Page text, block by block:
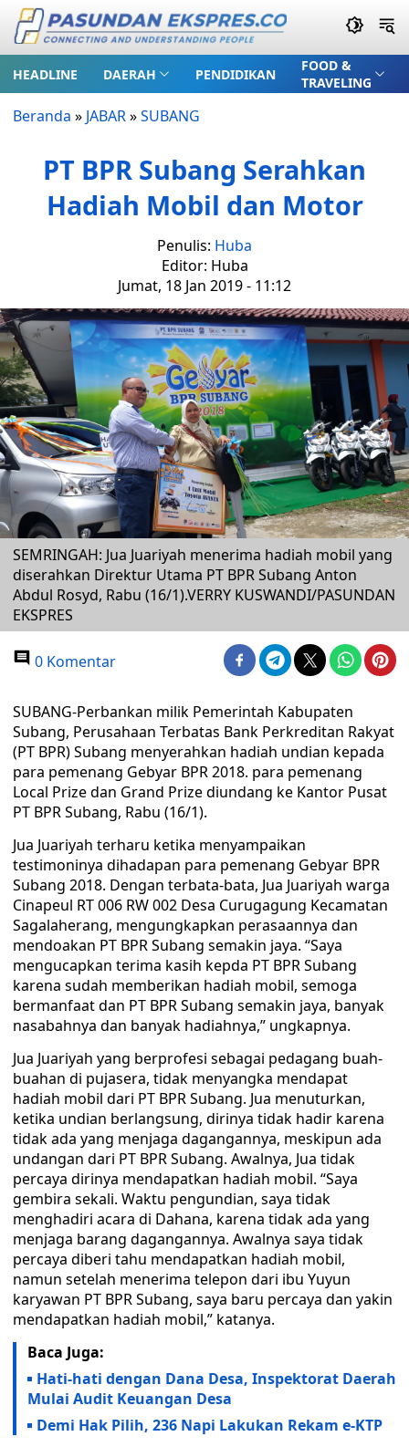
HEADLINE DAERAH PENDIDIKAN
FOOD &
TRAVELING
Beranda » JABAR»SUBANG
PT BPR Subang Serahkan
Hadiah Mobil dan Motor
Penulis: Huba
Editor: Huba
Jumat, 18 Jan 2019 - 11:12
SEMRINGAH: Jua Juariyah menerima hadiah mobil yang
diserahkan Direktur Utama PT BPR Subang Anton
Abdul Rosyd, Rabu (16/1).VERRY KUSWANDI/PASUNDAN
EKSPRES
0 Komentar
SUBANG-Perbankan milik Pemerintah Kabupaten
Subang, Perusahaan Terbatas Bank Perkreditan Rakyat
(PT BPR) Subang menyerahkan hadiah undian kepada
para pemenang Gebyar BPR 2018. para pemenang
Local Prize dan Grand Prize diundang ke Kantor Pusat
PT BPR Subang, Rabu (16/1).
Jua Juariyah terharu ketika menyampaikan
testimoninya dihadapan para pemenang Gebyar BPR
Subang 2018. Dengan terbata-bata, Jua Juariyah warga
Cinapeul RT 006 RW 002 Desa Curugagung Kecamatan
Sagalaherang, mengungkapkan perasaannya dan
mendoakan PT BPR Subang semakin jaya. “Saya
mengucapkan terima kasih kepda PT BPR Subang
karena sudah memberikan hadiah mobil, semoga
bermanfaat dan PT BPR Subang semakin jaya, banyak
nasabahnya dan banyak hadiahnya,” ungkapnya.
Jua Juariyah yang berprofesi sebagai pedagang buah-
buahan di pujasera, tidak menyangka mendapat
hadiah mobil dari PT BPR Subang. Jua menuturkan,
ketika undian berlangsung, dirinya tidak hadir karena
tidak ada yang menjaga dagangannya, meskipun ada
undangan dari PT BPR Subang. Awalnya, Jua tidak
percaya dirinya mendapatkan hadiah mobil. “Saya
gembira sekali. Waktu pengundian, saya tidak
menghadiri acara di Dahana, karena tidak ada yang
menjaga barang dagangannya. Awalnya saya tidak
percaya diberi tahu mendapatkan hadiah mobil,
namun setelah menerima telepon dari ibu Yuyun
karyawan PT BPR Subang, saya baru percaya dan yakin
mendapatkan hadiah mobil,” katanya.
Baca Juga:
Hati-hati dengan Dana Desa, Inspektorat Daerah
Mulai Audit Keuangan Desa
Demi Hak Pilih, 236 Napi Lakukan Rekam e-KTP